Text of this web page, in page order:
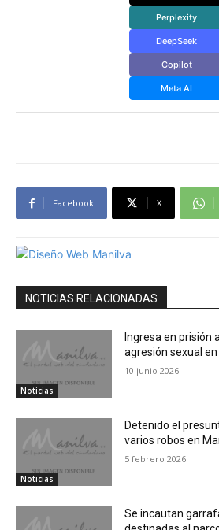
Perplexity
DeepSeek
Copilot
Meta AI
Facebook X
NOTICIAS RELACIONADAS
Noticias
Ingresa en prisión
agresión sexual
10 junio 2026
Noticias
Detenido el
varios robos en
5 febrero 2026
Se incautan